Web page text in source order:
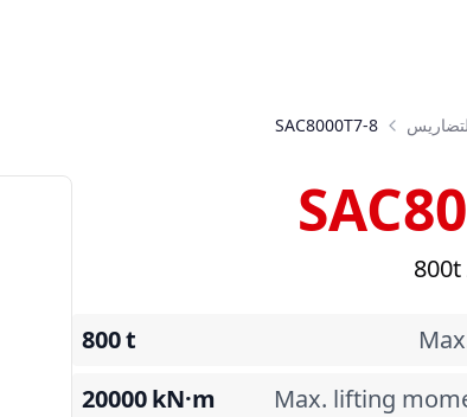
SAC8000T7-8
800t
Max. lifting
20000kN·m